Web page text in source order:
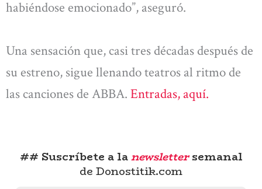
habiéndose emocionado”, aseguró.
Una sensación que, casi tres décadas después de
su estreno, sigue llenando teatros al ritmo de
las canciones de ABBA. Entradas, aquí.
## Suscríbete a lanewslettersemanal
de Donostitik.com